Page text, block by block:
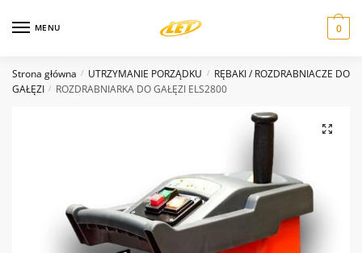
MENU 0
Strona główna / UTRZYMANIE PORZĄDKU / RĘBAKI / ROZDRABNIACZE DO
GAŁĘZI / ROZDRABNIARKA DO GAŁĘZI ELS2800
Zapytanie odnośnie produktu
Nazwa
Wiadomość*